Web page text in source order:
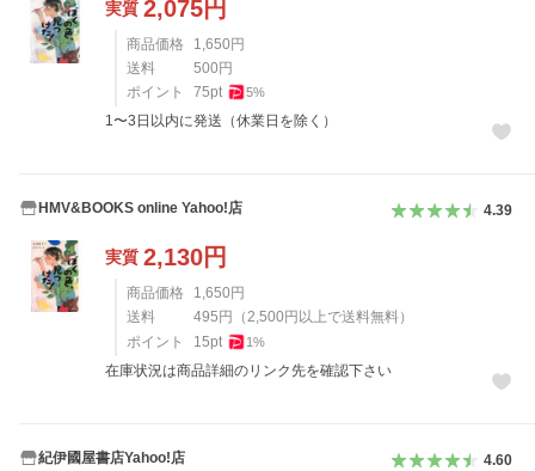
実質 2,075円
商品価格 1,650 円
送料
500 円
ポイント
75pt 5%
1〜3日以内に発送（休業日を除く）
HMV&BOOKS online Yahoo!店 4.39
実質 2,130円
商品価格 1,650 円
送料
495 円 （2,500 円以上で送料無料）
ポイント
15pt 1%
在庫状況は商品詳細のリンク先を確認下さい
紀伊國屋書店Yahoo!店 4.60